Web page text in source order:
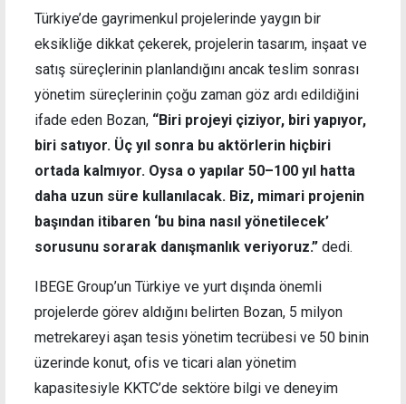
Türkiye’de gayrimenkul projelerinde yaygın bir
eksikliğe dikkat çekerek, projelerin tasarım, inşaat ve
satış süreçlerinin planlandığını ancak teslim sonrası
yönetim süreçlerinin çoğu zaman göz ardı edildiğini
ifade eden Bozan, “Biri projeyi çiziyor, biri yapıyor,
biri satıyor. Üç yıl sonra bu aktörlerin hiçbiri
ortada kalmıyor. Oysa o yapılar 50–100 yıl hatta
daha uzun süre kullanılacak. Biz, mimari projenin
başından itibaren ‘bu bina nasıl yönetilecek’
sorusunu sorarak danışmanlık veriyoruz.” dedi.
IBEGE Group’un Türkiye ve yurt dışında önemli
projelerde görev aldığını belirten Bozan, 5 milyon
metrekareyi aşan tesis yönetim tecrübesi ve 50 binin
üzerinde konut, ofis ve ticari alan yönetim
kapasitesiyle KKTC’de sektöre bilgi ve deneyim